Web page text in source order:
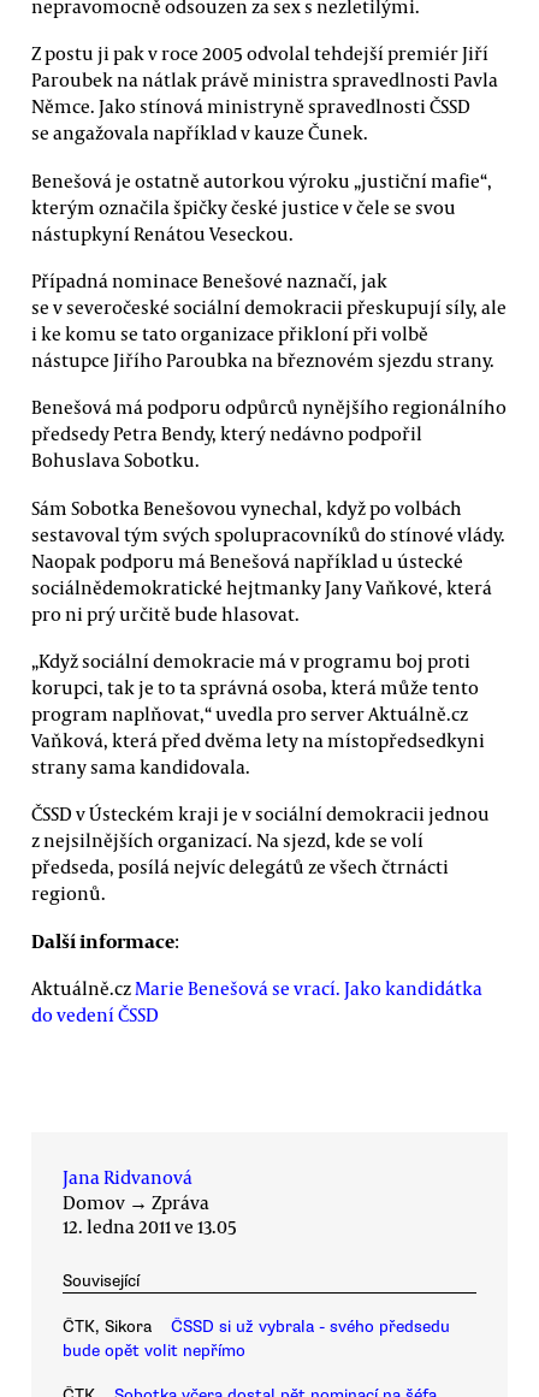
nepravomocně odsouzen za sex s nezletilými.
Z postu ji pak v roce 2005 odvolal tehdejší premiér Jiří
Paroubek na nátlak právě ministra spravedlnosti Pavla
Němce. Jako stínová ministryně spravedlnosti ČSSD
se angažovala například v kauze Čunek.
Benešová je ostatně autorkou výroku „justiční mafie“,
kterým označila špičky české justice v čele se svou
nástupkyní Renátou Veseckou.
Případná nominace Benešové naznačí, jak
se v severočeské sociální demokracii přeskupují síly, ale
i ke komu se tato organizace přikloní při volbě
nástupce Jiřího Paroubka na březnovém sjezdu strany.
Benešová má podporu odpůrců nynějšího regionálního
předsedy Petra Bendy, který nedávno podpořil
Bohuslava Sobotku.
Sám Sobotka Benešovou vynechal, když po volbách
sestavoval tým svých spolupracovníků do stínové vlády.
Naopak podporu má Benešová například u ústecké
sociálnědemokratické hejtmanky Jany Vaňkové, která
pro ni prý určitě bude hlasovat.
„Když sociální demokracie má v programu boj proti
korupci, tak je to ta správná osoba, která může tento
program naplňovat,“ uvedla pro server Aktuálně.cz
Vaňková, která před dvěma lety na místopředsedkyni
strany sama kandidovala.
ČSSD v Ústeckém kraji je v sociální demokracii jednou
z nejsilnějších organizací. Na sjezd, kde se volí
předseda, posílá nejvíc delegátů ze všech čtrnácti
regionů.
Další informace:
Aktuálně.cz Marie Benešová se vrací. Jako kandidátka
do vedení ČSSD
Jana Ridvanová
Domov → Zpráva
12. ledna 2011 ve 13.05
Související
ČTK, Sikora
ČSSD si už vybrala - svého předsedu
bude opět volit nepřímo